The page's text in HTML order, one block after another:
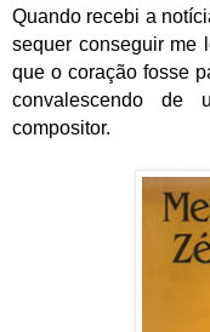
Quando recebi a
sequer conseguir me
que o coração fosse
convalescendo de
compositor.